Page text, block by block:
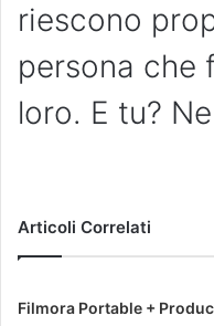
riescono
persona che
loro. E tu?
Articoli Correlati
Filmora Portable +